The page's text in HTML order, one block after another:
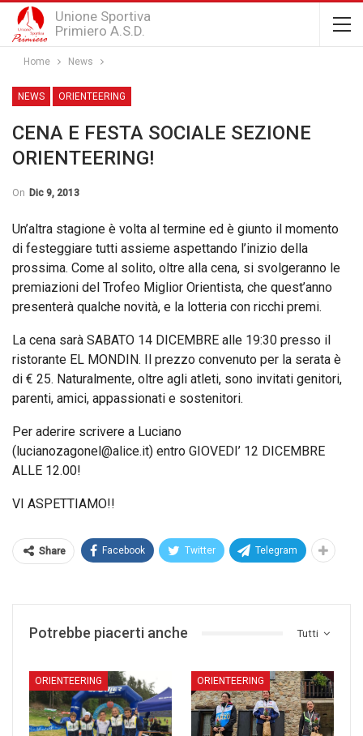
Unione Sportiva
Primiero A.S.D.
Home News
NEWS ORIENTEERING
CENA E FESTA SOCIALE SEZIONE
ORIENTEERING!
On Dic 9, 2013
Un’altra stagione è volta al termine ed è giunto il momento
di festeggiare tutti assieme aspettando l’inizio della
prossima. Come al solito, oltre alla cena, si svolgeranno le
premiazioni del Trofeo Miglior Orientista, che quest’anno
presenterà qualche novità, e la lotteria con ricchi premi.
La cena sarà SABATO 14 DICEMBRE alle 19:30 presso il
ristorante EL MONDIN. Il prezzo convenuto per la serata è
di € 25. Naturalmente, oltre agli atleti, sono invitati genitori,
parenti, amici, appassionati e sostenitori.
Per aderire scrivere a Luciano
(lucianozagonel@alice.it) entro GIOVEDI’ 12 DICEMBRE
ALLE 12.00!
VI ASPETTIAMO!!
Share Facebook Twitter Telegram
Tutti
Potrebbe piacerti anche
ORIENTEERING ORIENTEERING